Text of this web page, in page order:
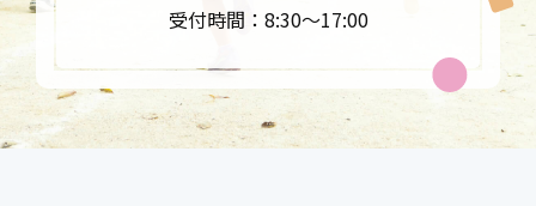
受付時間：8:30〜17:00